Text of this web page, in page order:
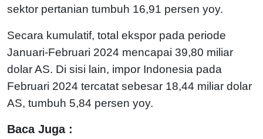
sektor pertanian tumbuh 16,91 persen yoy.
Secara kumulatif, total ekspor pada periode
Januari-Februari 2024 mencapai 39,80 miliar
dolar AS. Di sisi lain, impor Indonesia pada
Februari 2024 tercatat sebesar 18,44 miliar dolar
AS, tumbuh 5,84 persen yoy.
Baca Juga :